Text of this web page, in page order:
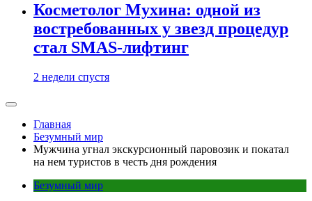
Косметолог Мухина: одной из
востребованных у звезд процедур
стал SMAS-лифтинг
2 недели спустя
Главная
Безумный мир
Мужчина угнал экскурсионный паровозик и покатал
на нем туристов в честь дня рождения
Безумный мир